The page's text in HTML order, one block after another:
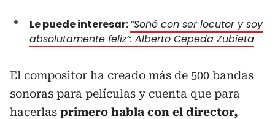
Le puede interesar:“Soñé con ser locutor y soy
absolutamente feliz”: Alberto Cepeda Zubieta
El compositor ha creado más de 500 bandas
sonoras para películas y cuenta que para
hacerlas primero habla con el director,